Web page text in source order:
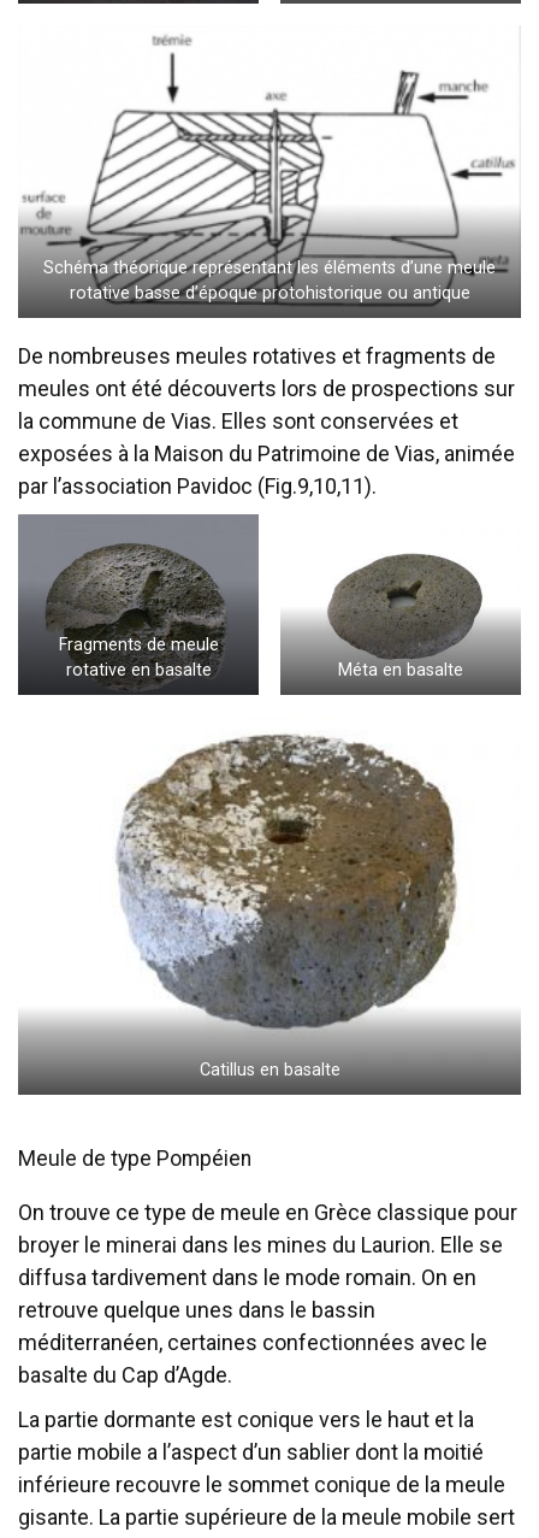
Schéma théorique représentant les éléments d’une meule
rotative basse d’époque protohistorique ou antique
De nombreuses meules rotatives et fragments de
meules ont été découverts lors de prospections sur
la commune de Vias. Elles sont conservées et
exposées à la Maison du Patrimoine de Vias, animée
par l’association Pavidoc (Fig.9,10,11).
Fragments de meule
rotative en basalte
Méta en basalte
Catillus en basalte
Meule de type Pompéien
On trouve ce type de meule en Grèce classique pour
broyer le minerai dans les mines du Laurion. Elle se
diffusa tardivement dans le mode romain. On en
retrouve quelque unes dans le bassin
méditerranéen, certaines confectionnées avec le
basalte du Cap d’Agde.
La partie dormante est conique vers le haut et la
partie mobile a l’aspect d’un sablier dont la moitié
inférieure recouvre le sommet conique de la meule
gisante. La partie supérieure de la meule mobile sert